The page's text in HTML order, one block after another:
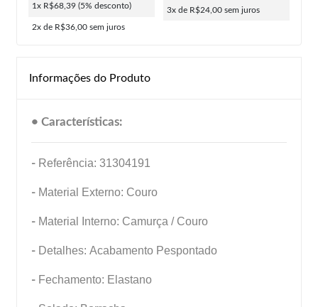
1x R$68,39 (5% desconto)
2x de R$36,00 sem juros
3x de R$24,00 sem juros
Informações do Produto
• Características:
- Referência: 31304191
- Material Externo: Couro
- Material Interno: Camurça / Couro
- Detalhes: Acabamento Pespontado
- Fechamento: Elastano